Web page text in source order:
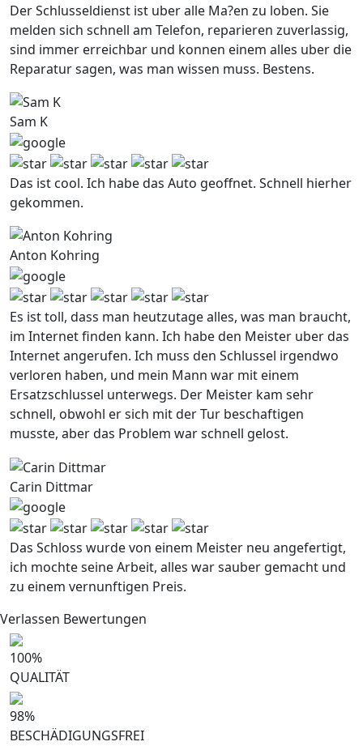
Der Schlusseldienst ist uber alle Ma?en zu loben. Sie
melden sich schnell am Telefon, reparieren zuverlassig,
sind immer erreichbar und konnen einem alles uber die
Reparatur sagen, was man wissen muss. Bestens.
Sam K
Das ist cool. Ich habe das Auto geoffnet. Schnell hierher
gekommen.
Anton Kohring
Es ist toll, dass man heutzutage alles, was man braucht,
im Internet finden kann. Ich habe den Meister uber das
Internet angerufen. Ich muss den Schlussel irgendwo
verloren haben, und mein Mann war mit einem
Ersatzschlussel unterwegs. Der Meister kam sehr
schnell, obwohl er sich mit der Tur beschaftigen
musste, aber das Problem war schnell gelost.
Carin Dittmar
Das Schloss wurde von einem Meister neu angefertigt,
ich mochte seine Arbeit, alles war sauber gemacht und
zu einem vernunftigen Preis.
Verlassen Bewertungen
100%
QUALITÄT
98%
BESCHÄDIGUNGSFREI